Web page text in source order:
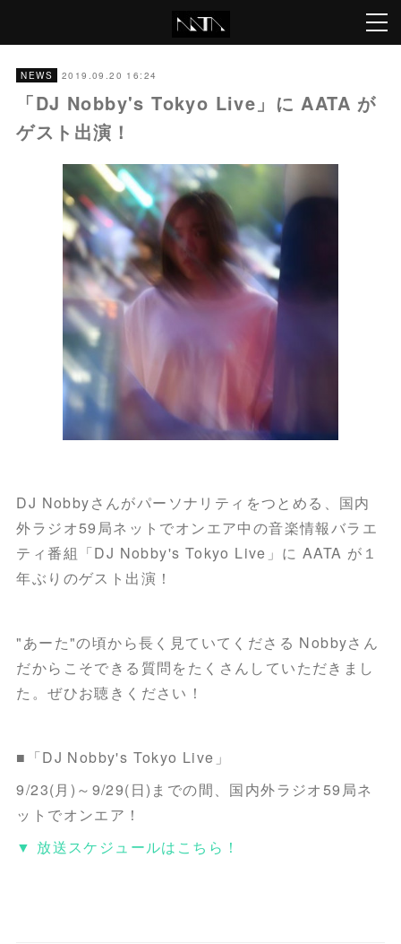
NEWS 2019.09.20 16:24
「DJ Nobby's Tokyo Live」に AATA が
ゲスト出演！
DJ Nobbyさんがパーソナリティをつとめる、国内
外ラジオ59局ネットでオンエア中の音楽情報バラエ
ティ番組「DJ Nobby's Tokyo Live」に AATA が１
年ぶりのゲスト出演！
"あーた"の頃から長く見ていてくださる Nobbyさん
だからこそできる質問をたくさんしていただきまし
た。ぜひお聴きください！
■「DJ Nobby's Tokyo Live」
9/23(月)～9/29(日)までの間、国内外ラジオ59局ネ
ットでオンエア！
▼ 放送スケジュールはこちら！